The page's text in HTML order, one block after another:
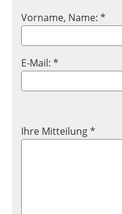
Vorname, Name: *
E-Mail: *
Ihre Mitteilung *